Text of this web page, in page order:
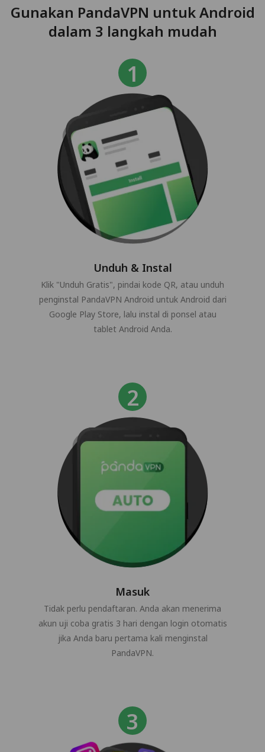
Gunakan PandaVPN untuk Android
dalam 3 langkah mudah
Unduh & Instal
Klik "Unduh Gratis", pindai kode QR, atau unduh
penginstal PandaVPN Android untuk Android dari
Google Play Store, lalu instal di ponsel atau
tablet Android Anda.
Masuk
Tidak perlu pendaftaran. Anda akan menerima
akun uji coba gratis 3 hari dengan login otomatis
jika Anda baru pertama kali menginstal
PandaVPN.